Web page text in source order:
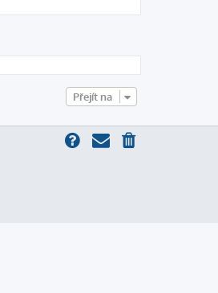
Přejít na